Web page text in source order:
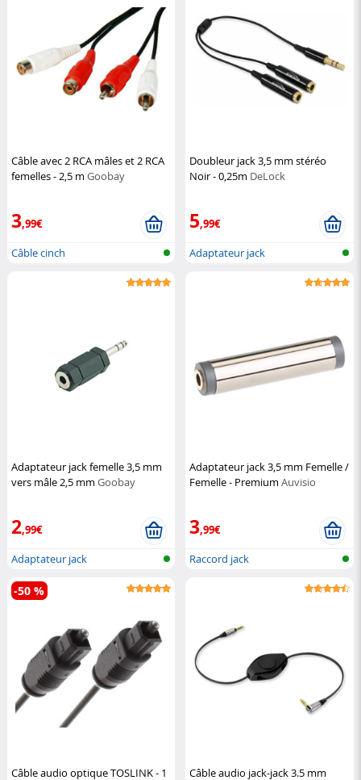
Câble avec 2 RCA mâles et 2 RCA
femelles - 2,5 m Goobay
3,99€
Câble cinch
Doubleur jack 3,5 mm stéréo
Noir - 0,25m DeLock
5,99€
Adaptateur jack
Adaptateur jack femelle 3,5 mm
vers mâle 2,5 mm Goobay
2,99€
Adaptateur jack
Adaptateur jack 3,5 mm Femelle /
Femelle - PremiumAuvisio
3,99€
Raccord jack
Câble audio optique TOSLINK - 1
-50 %
Câble audio jack-jack 3.5 mm